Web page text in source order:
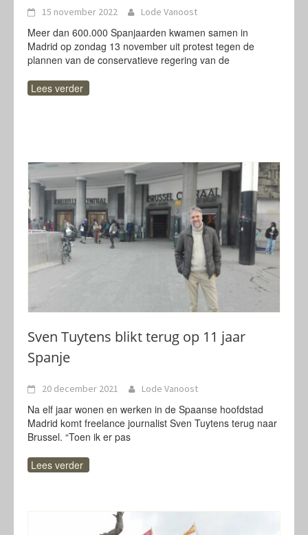
15 november 2022 Lode Vanoost
Meer dan 600.000 Spanjaarden kwamen samen in
Madrid op zondag 13 november uit protest tegen de
plannen van de conservatieve regering van de
Lees verder
Sven Tuytens blikt terug op 11 jaar
Spanje
20 december 2021 Lode Vanoost
Na elf jaar wonen en werken in de Spaanse hoofdstad
Madrid komt freelance journalist Sven Tuytens terug naar
Brussel. “Toen ik er pas
Lees verder